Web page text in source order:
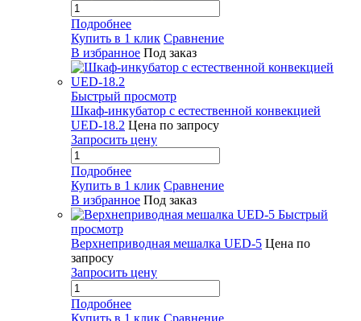
Подробнее
Купить в 1 клик Сравнение
В избранное Под заказ
Быстрый просмотр
Шкаф-инкубатор с естественной конвекцией
UED-18.2 Цена по запросу
Запросить цену
Подробнее
Купить в 1 клик Сравнение
В избранное Под заказ
Быстрый
просмотр
Верхнеприводная мешалка UED-5 Цена по
запросу
Запросить цену
Подробнее
Купить в 1 клик Сравнение